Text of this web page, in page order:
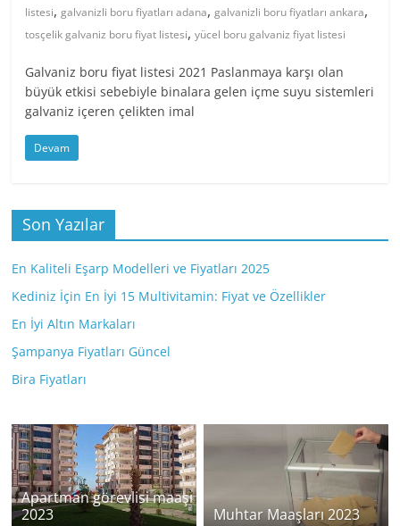
listesi,galvanizli boru fiyatları adana,galvanizli boru fiyatları ankara,
tosçelik galvaniz boru fiyat listesi,yücel boru galvaniz fiyat listesi
Galvaniz boru fiyat listesi 2021 Paslanmaya karşı olan
büyük etkisi sebebiyle binalara gelen içme suyu sistemleri
galvaniz içeren çelikten imal
Devam
Son Yazılar
En Kaliteli Eşarp Modelleri ve Fiyatları 2025
Kediniz İçin En İyi 15 Multivitamin: Fiyat ve Özellikler
En İyi Altın Markaları
Şampanya Fiyatları Güncel
Bira Fiyatları
Apartman görevlisi maaşı
2023
Muhtar Maaşları 2023